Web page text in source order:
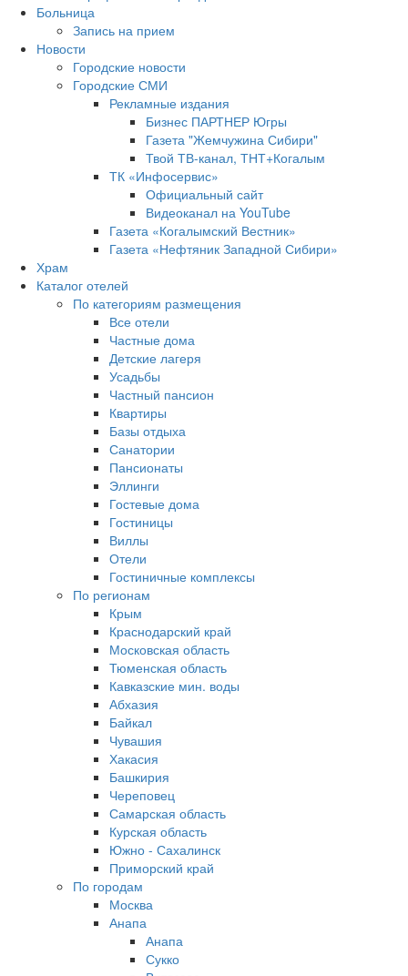
Больница
Запись на прием
Новости
Городские новости
Городские СМИ
Рекламные издания
Бизнес ПАРТНЕР Югры
Газета "Жемчужина Сибири"
Твой ТВ-канал, ТНТ+Когалым
ТК «Инфосервис»
Официальный сайт
Видеоканал на YouTube
Газета «Когалымский Вестник»
Газета «Нефтяник Западной Сибири»
Храм
Каталог отелей
По категориям размещения
Все отели
Частные дома
Детские лагеря
Усадьбы
Частный пансион
Квартиры
Базы отдыха
Санатории
Пансионаты
Эллинги
Гостевые дома
Гостиницы
Виллы
Отели
Гостиничные комплексы
По регионам
Крым
Краснодарский край
Московская область
Тюменская область
Кавказские мин. воды
Абхазия
Байкал
Чувашия
Хакасия
Башкирия
Череповец
Самарская область
Курская область
Южно - Сахалинск
Приморский край
По городам
Москва
Анапа
Анапа
Сукко